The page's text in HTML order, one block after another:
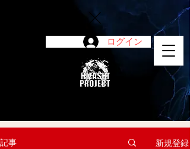
ログイン
記事 新規登録